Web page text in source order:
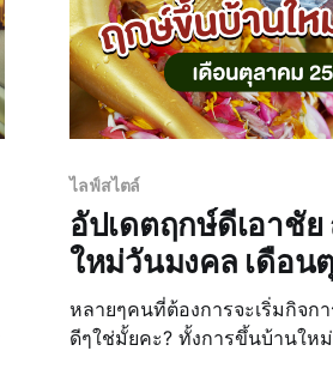
ไลฟ์สไตล์
อัปเดตฤกษ์ดีเอาชั
ใหม่วันมงคล เดือน
หลายๆคนที่ต้องการจะเริ่มกิจก
ดีๆใช่มั้ยคะ? ทั้งการขึ้นบ้านให